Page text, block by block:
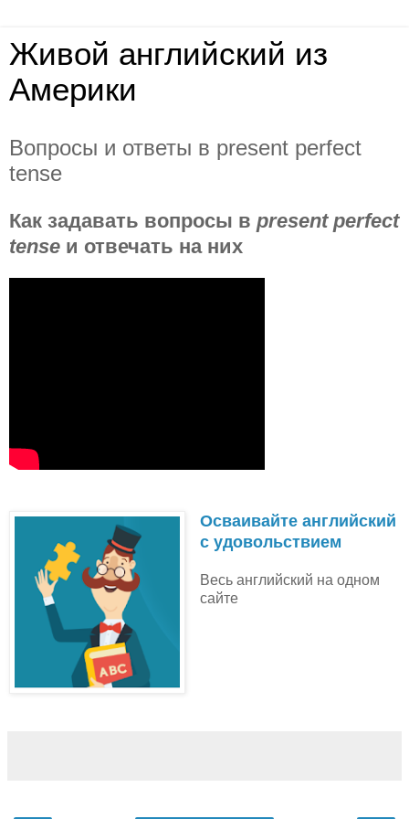
Живой английский из
Америки
Вопросы и ответы в present perfect
tense
Как задавать вопросы в present perfect
tense и отвечать на них
Осваивайте английский
с удовольствием
Весь английский на одном
сайте